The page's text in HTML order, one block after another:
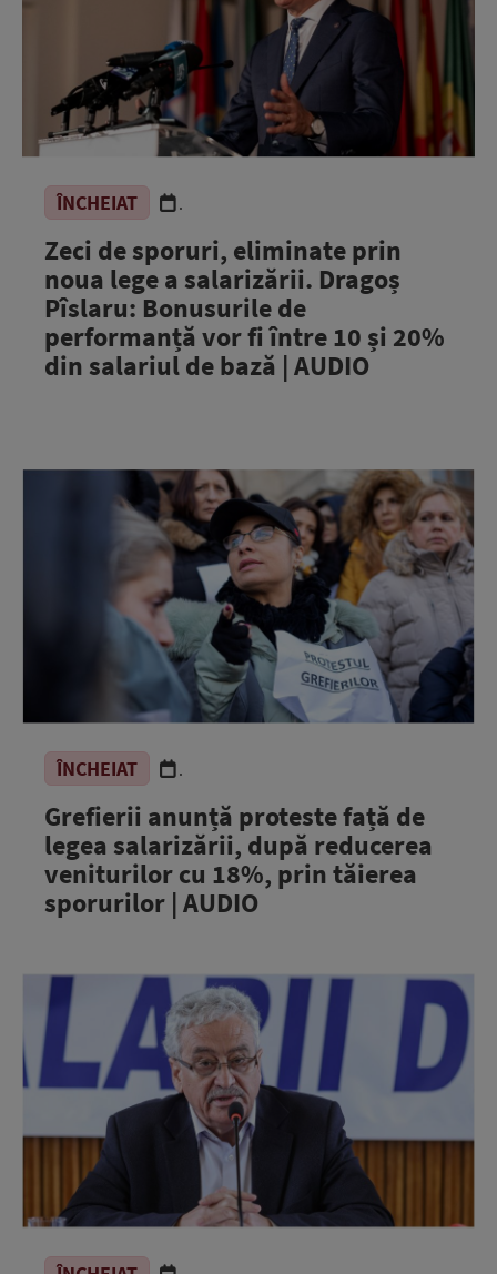
ÎNCHEIAT .
Zeci de sporuri, eliminate prin
noua lege a salarizării. Dragoș
Pîslaru: Bonusurile de
performanță vor fi între 10 și 20%
din salariul de bază | AUDIO
ÎNCHEIAT .
Grefierii anunță proteste față de
legea salarizării, după reducerea
veniturilor cu 18%, prin tăierea
sporurilor | AUDIO